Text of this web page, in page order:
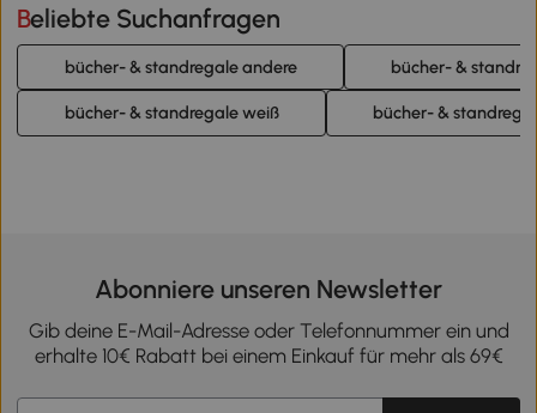
Beliebte Suchanfragen
bücher- & standregale andere bücher- &
bücher- & standregale weiß bücher- &
Abonniere unseren Newsletter
Gib deine E-Mail-Adresse oder Telefonnummer ein und
erhalte 10€ Rabatt bei einem Einkauf für mehr als 69€